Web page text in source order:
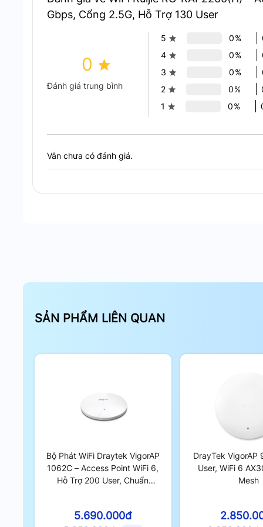
Công nghệ MU-MIMO và OFDMA
: Tăng
luôn ổn định.
Gbps, Cổng 2.5G, Hỗ Trợ 130 User
0
Đánh giá trung bình
5 0%
4
0%
3
0%
2
0%
1
0%
Vẫn chưa có đánh giá.
SẢN PHẨM LIÊN QUAN
Bộ Phát WiFi Draytek VigorAP
1062C – Access Point WiFi 6,
Hỗ Trợ 200 User, Chuẩn
5.690.000đ
DrayTek VigorAP
User, WiFi 6
Mesh